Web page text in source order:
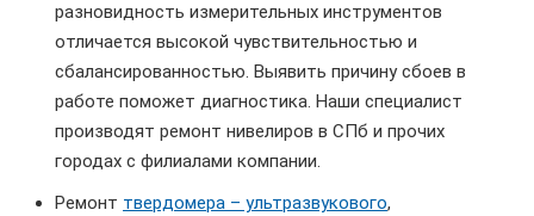
разновидность измерительных инструментов
отличается высокой чувствительностью и
сбалансированностью. Выявить причину сбоев в
работе поможет диагностика. Наши специалист
производят ремонт нивелиров в СПб и прочих
городах с филиалами компании.
Ремонт твердомера – ультразвукового,